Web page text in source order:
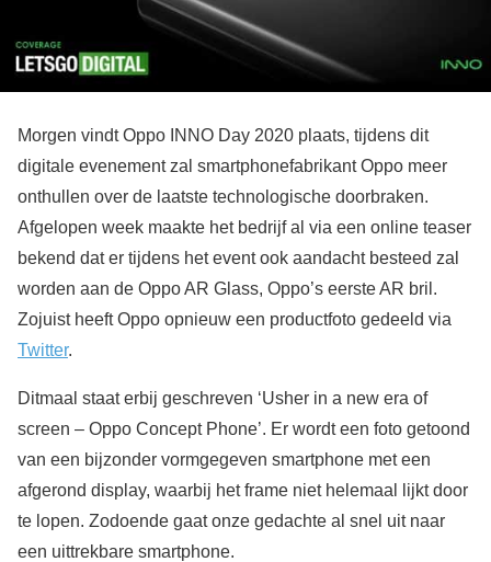
Morgen vindt Oppo INNO Day 2020 plaats, tijdens dit
digitale evenement zal smartphonefabrikant Oppo meer
onthullen over de laatste technologische doorbraken.
Afgelopen week maakte het bedrijf al via een online teaser
bekend dat er tijdens het event ook aandacht besteed zal
worden aan de Oppo AR Glass, Oppo’s eerste AR bril.
Zojuist heeft Oppo opnieuw een productfoto gedeeld via
Twitter.
Ditmaal staat erbij geschreven ‘Usher in a new era of
screen – Oppo Concept Phone’. Er wordt een foto getoond
van een bijzonder vormgegeven smartphone met een
afgerond display, waarbij het frame niet helemaal lijkt door
te lopen. Zodoende gaat onze gedachte al snel uit naar
een uittrekbare smartphone.